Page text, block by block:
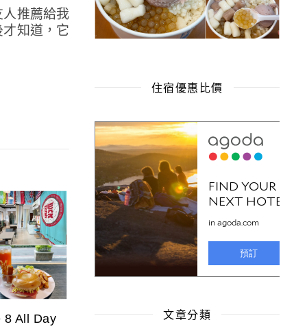
推薦給我
知道，它
8 All Day
住宿優惠比價
文章分類